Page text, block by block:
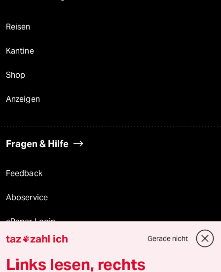
Reisen
Kantine
Shop
Anzeigen
Fragen & Hilfe
Feedback
Aboservice
ePaper Login
Downloads für Abonnierende
taz zahl ich Gerade nicht
Links lesen, rechts